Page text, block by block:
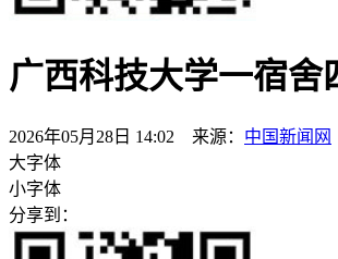
广西科技大学一宿舍
2026年05月28日 14:02 来源： 中国新闻网
大字体
小字体
分享到：